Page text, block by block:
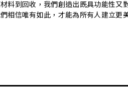
料到回收，我們創造出既具功能性又
相信唯有如此，才能為所有人建立更